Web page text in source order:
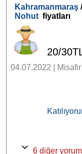
Kahramanmaraş
Nohutfiyatları
20/
04.07.2022 |
6 diğer